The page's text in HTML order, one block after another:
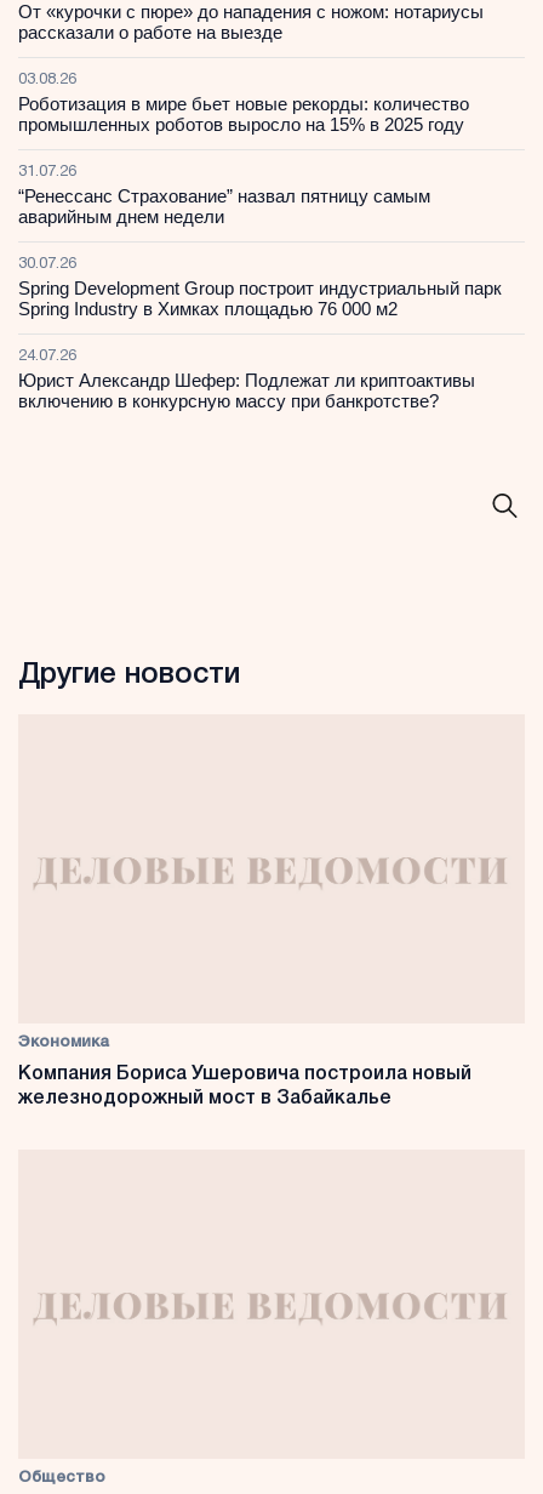
От «курочки с пюре» до нападения с ножом: нотариусы
рассказали о работе на выезде
03.08.26
Роботизация в мире бьет новые рекорды: количество
промышленных роботов выросло на 15% в 2025 году
31.07.26
“Ренессанс Страхование” назвал пятницу самым
аварийным днем недели
30.07.26
Spring Development Group построит индустриальный парк
Spring Industry в Химках площадью 76 000 м2
24.07.26
Юрист Александр Шефер: Подлежат ли криптоактивы
включению в конкурсную массу при банкротстве?
Другие новости
Экономика
Компания Бориса Ушеровича построила новый
железнодорожный мост в Забайкалье
Общество